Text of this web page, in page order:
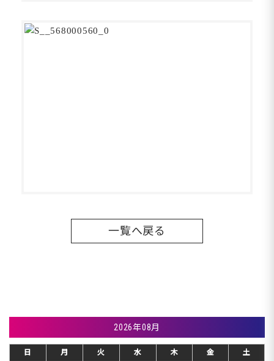
一覧へ戻る
2026年08月
日 月 火 水 木 金
土